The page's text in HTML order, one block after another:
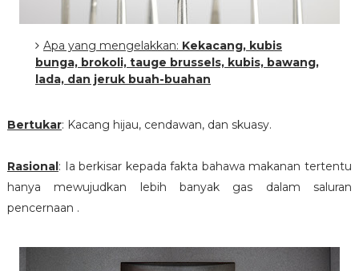
Apa yang mengelakkan: Kekacang, kubis
bunga, brokoli, tauge brussels, kubis, bawang,
lada, dan jeruk buah-buahan
Bertukar: Kacang hijau, cendawan, dan skuasy.
Rasional: Ia berkisar kepada fakta bahawa makanan tertentu
hanya mewujudkan lebih banyak gas dalam saluran
pencernaan .